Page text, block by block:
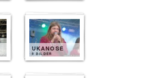
UKANOSE
8 BILDER